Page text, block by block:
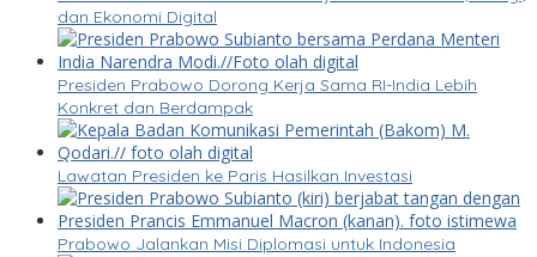
dan Ekonomi Digital
Presiden Prabowo Dorong Kerja Sama RI-India Lebih
Konkret dan Berdampak
Lawatan Presiden ke Paris Hasilkan Investasi
Prabowo Jalankan Misi Diplomasi untuk Indonesia